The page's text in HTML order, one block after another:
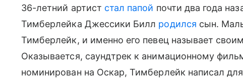
36-летний артист стал папой почти два года
Тимберлейка Джессики Билл родился сын.
Тимберлейк, и именно его певец называет
Оказывается, саундтрек к анимационному
номинирован на Оскар, Тимберлейк написал